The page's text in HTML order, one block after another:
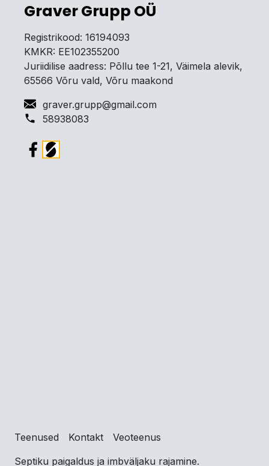
Graver Grupp OÜ
Registrikood: 16194093
KMKR: EE102355200
Juriidilise aadress: Põllu tee 1-21, Väimela alevik,
65566 Võru vald, Võru maakond
graver.grupp@gmail.com
58938083
Teenused Kontakt
Veoteenus
Septiku paigaldus ja imbväljaku rajamine.